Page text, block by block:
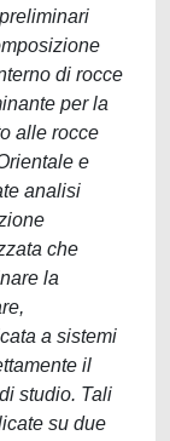
di rocce
per la
alle rocce
e
analisi
che
la
a sistemi
il
studio. Tali
su due